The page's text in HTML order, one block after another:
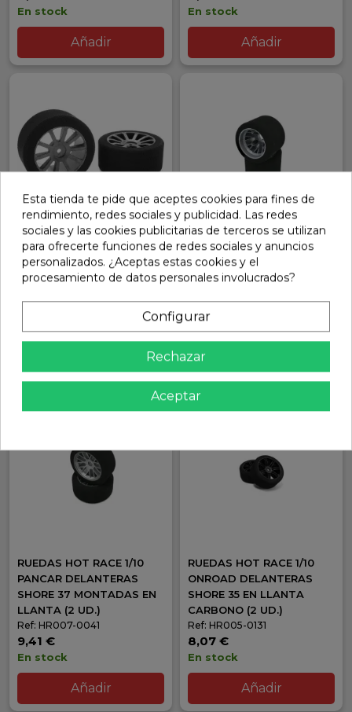
En stock
Añadir
En stock
Añadir
RUEDAS TRASERAS 1/10
TOURING GAS SHORE 40
CARBONO TEAM CORALLY
Ref: C-14705-40
En stock
RUEDAS HOT RACE 1/10
PANCAR TRASERAS SHORE
30 MONTADAS EN LLANTA
Ref: HR007-0012
12,26 €
En stock
RUEDAS HOT RACE 1/10
PANCAR DELANTERAS
SHORE 37 MONTADAS EN
LLANTA (2 UD.)
Ref: HR007-0041
9,41 €
En stock
Añadir
RUEDAS HOT RACE 1/10
ONROAD DELANTERAS
SHORE 35 EN LLANTA
CARBONO (2 UD.)
Ref: HR005-0131
8,07 €
En stock
Añadir
Esta tienda te pide que aceptes cookies para fines de
rendimiento, redes sociales y publicidad. Las redes
sociales y las cookies publicitarias de terceros se utilizan
para ofrecerte funciones de redes sociales y anuncios
personalizados. ¿Aceptas estas cookies y el
procesamiento de datos personales involucrados?
Configurar
Rechazar
Aceptar